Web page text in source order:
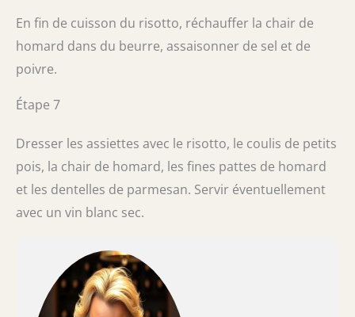
En fin de cuisson du risotto, réchauffer la chair de
homard dans du beurre, assaisonner de sel et de
poivre.
Étape 7
Dresser les assiettes avec le risotto, le coulis de petits
pois, la chair de homard, les fines pattes de homard
et les dentelles de parmesan. Servir éventuellement
avec un vin blanc sec.